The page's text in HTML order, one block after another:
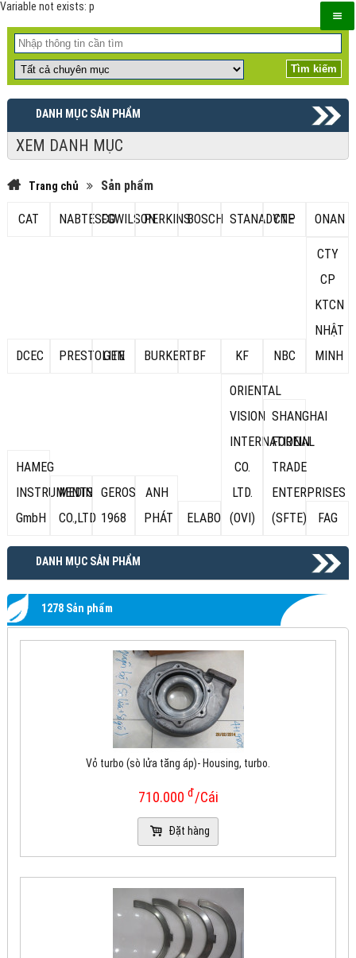
Variable not exists: p
DANH MỤC SẢN PHẨM
XEM DANH MỤC
Trang chủ Sản phẩm
CAT NABTESCOFGWILSONPERKINSBOSCH STANADYNE
CTP ONAN
DCEC PRESTOLITE
GEN BURKERTBF KF NBC
CTY
CP
KTCN
NHẬT
MINH
HAMEG
INSTRUMENTS
GmbH
MEDIN
CO.,LTD
GEROS
1968
ANH
PHÁT
ELABO
ORIENTAL
VISION
INTERNATIONAL
CO.
LTD.
(OVI)
SHANGHAI
FOREIN
TRADE
ENTERPRISES
(SFTE)
FAG
DANH MỤC SẢN PHẨM
1278 Sản phẩm
Vỏ turbo (sò lửa tăng áp)- Housing, turbo.
710.000 đ/Cái
Đặt hàng